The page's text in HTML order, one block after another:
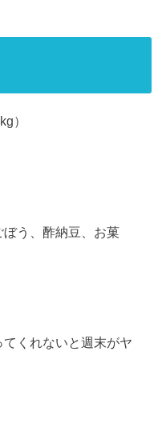
）
う、酢納豆、お菓
くれないと週末がヤ